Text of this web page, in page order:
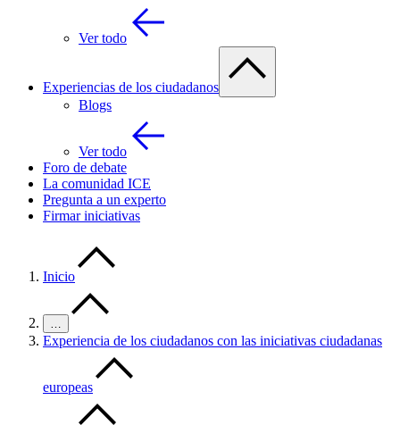
Ver todo
Experiencias de los ciudadanos
Blogs
Ver todo
Foro de debate
La comunidad ICE
Pregunta a un experto
Firmar iniciativas
Inicio
…
Experiencia de los ciudadanos con las iniciativas ciudadanas
europeas